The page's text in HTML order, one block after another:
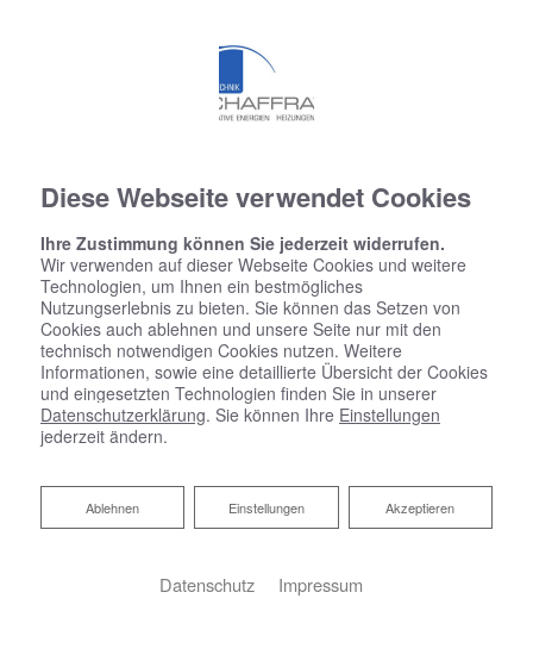
Diese Webseite verwendet Cookies
Ihre Zustimmung können Sie jederzeit widerrufen.
Wir verwenden auf dieser Webseite Cookies und weitere
Technologien, um Ihnen ein bestmögliches
Nutzungserlebnis zu bieten. Sie können das Setzen von
Cookies auch ablehnen und unsere Seite nur mit den
technisch notwendigen Cookies nutzen. Weitere
Informationen, sowie eine detaillierte Übersicht der Cookies
und eingesetzten Technologien finden Sie in unserer
Datenschutzerklärung. Sie können Ihre Einstellungen
jederzeit ändern.
Akzeptieren
Einstellungen
Ablehnen
Ablehnen
Datenschutz Impressum